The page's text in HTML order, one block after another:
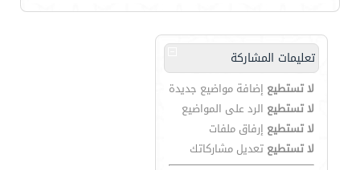
تعليمات المشاركة
لا تستطيع إضافة مواضيع جديدة
لا تستطيع الرد على المواضيع
لا تستطيع إرفاق ملفات
لا تستطيع تعديل مشاركاتك